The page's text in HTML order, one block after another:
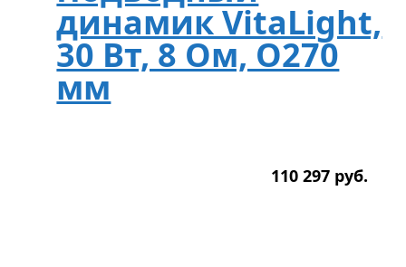
динамик VitaLight,
30 Вт, 8 Ом, O270
мм
110 297 руб.